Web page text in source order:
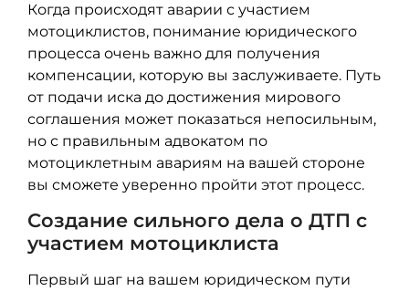
Когда происходят аварии с участием
мотоциклистов, понимание юридического
процесса очень важно для получения
компенсации, которую вы заслуживаете. Путь
от подачи иска до достижения мирового
соглашения может показаться непосильным,
но с правильным адвокатом по
мотоциклетным авариям на вашей стороне
вы сможете уверенно пройти этот процесс.
Создание сильного дела о ДТП с
участием мотоциклиста
Первый шаг на вашем юридическом пути